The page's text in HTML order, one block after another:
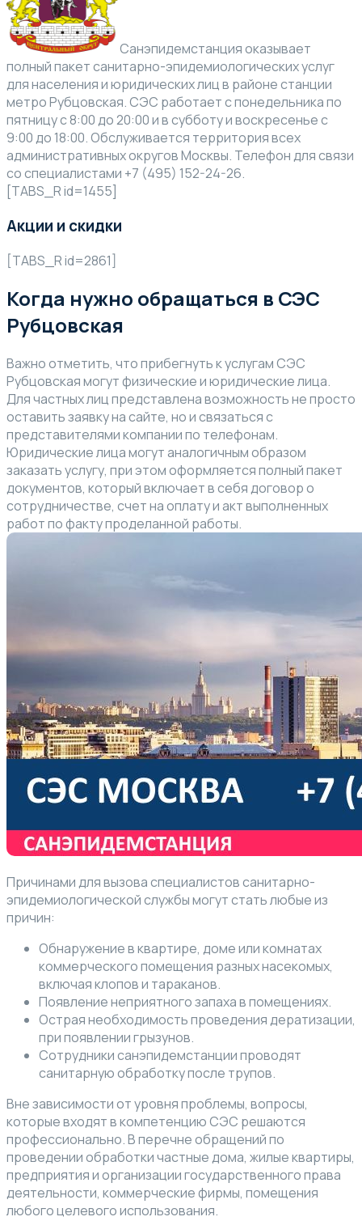
Санэпидемстанция оказывает
полный пакет санитарно-эпидемиологических услуг
для населения и юридических лиц в районе станции
метро Рубцовская. СЭС работает с понедельника по
пятницу с 8:00 до 20:00 и в субботу и воскресенье с
9:00 до 18:00. Обслуживается территория всех
административных округов Москвы. Телефон для связи
со специалистами +7 (495) 152-24-26.
[TABS_R id=1455]
Акции и скидки
[TABS_R id=2861]
Когда нужно обращаться в СЭС
Рубцовская
Важно отметить, что прибегнуть к услугам СЭС
Рубцовская могут физические и юридические лица.
Для частных лиц представлена возможность не просто
оставить заявку на сайте, но и связаться с
представителями компании по телефонам.
Юридические лица могут аналогичным образом
заказать услугу, при этом оформляется полный пакет
документов, который включает в себя договор о
сотрудничестве, счет на оплату и акт выполненных
работ по факту проделанной работы.
Причинами для вызова специалистов санитарно-
эпидемиологической службы могут стать любые из
причин:
Обнаружение в квартире, доме или комнатах
коммерческого помещения разных насекомых,
включая клопов и тараканов.
Появление неприятного запаха в помещениях.
Острая необходимость проведения дератизации,
при появлении грызунов.
Сотрудники санэпидемстанции проводят
санитарную обработку после трупов.
Вне зависимости от уровня проблемы, вопросы,
которые входят в компетенцию СЭС решаются
профессионально. В перечне обращений по
проведении обработки частные дома, жилые квартиры,
предприятия и организации государственного права
деятельности, коммерческие фирмы, помещения
любого целевого использования.